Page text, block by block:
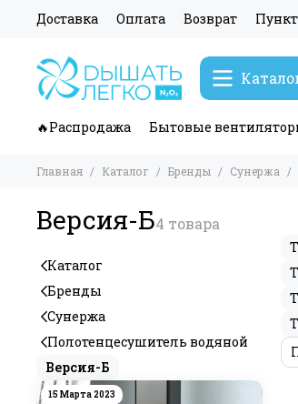
Доставка Оплата Возврат
🔥Распродажа Бытовые
Главная Каталог Бренды Сунержа
Версия-Б
Каталог
Бренды
Сунержа
Полотенцесушитель водяной
Версия-Б
15 Марта 2023